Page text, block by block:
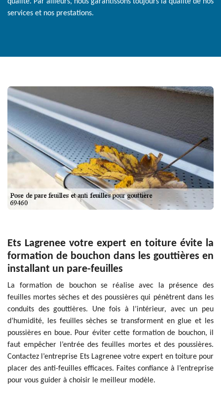
qualité. Par ailleurs, nous garantissons toujours la qualité de nos
services et nos prestations.
Ets Lagrenee votre expert en toiture évite la
formation de bouchon dans les gouttières en
installant un pare-feuilles
La formation de bouchon se réalise avec la présence des
feuilles mortes sèches et des poussières qui pénètrent dans les
conduits des gouttières. Une fois à l’intérieur, avec un peu
d’humidité, les feuilles sèches se transforment en glue et les
poussières en boue. Pour éviter cette formation de bouchon, il
faut empêcher l’entrée des feuilles mortes et des poussières.
Contactez l’entreprise Ets Lagrenee votre expert en toiture pour
placer des anti-feuilles efficaces. Faites confiance à l’entreprise
pour vous guider à choisir le meilleur modèle.